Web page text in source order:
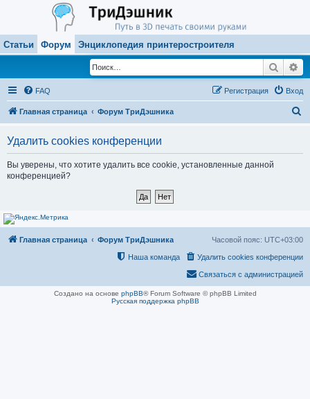
Статьи Форум Энциклопедия принтеростроителя
Поиск
FAQ Вход
Регистрация
Главная страница Форум ТриДэшника
Удалить cookies конференции
Вы уверены, что хотите удалить все cookie, установленные данной
конференцией?
Главная страница Форум ТриДэшника Часовой пояс: UTC+03:00
Удалить cookies конференции
Наша команда
Связаться с администрацией
Создано на основе phpBB® Forum Software © phpBB Limited
Русская поддержка phpBB